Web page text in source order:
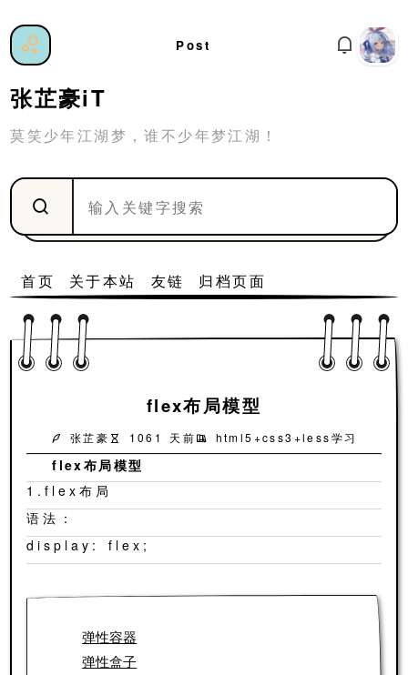
Post
张芷豪iT
莫笑少年江湖梦，谁不少年梦江湖！
首页 关于本站 友链 归档页面
flex布局模型
张芷豪 1061 天前 html5+css3+less学习
flex布局模型
1.flex布局
语法：
display: flex;
弹性容器
弹性盒子